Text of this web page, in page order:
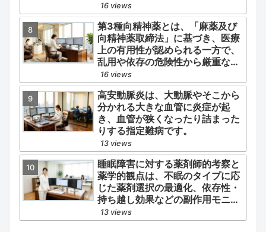
和」と「全身性動脈硬化による脳
心血管イベント（脳梗塞・心筋梗
塞）の二次予防」の2軸を同時に
管理することにあります。
16 views
第3種向精神薬とは、「麻薬及び
向精神薬取締法」に基づき、医療
上の有用性が認められる一方で、
乱用や依存の危険性から厳重な管
理・規制が必要とされる薬物のう
ち、第1種・第2種よりも比較的リ
スクが低いと判断されて指定され
ている医薬品の分類です。
16 views
高安動脈炎は、大動脈やそこから
分かれる大きな血管に炎症が起
き、血管が狭くなったり詰まった
りする指定難病です。
13 views
睡眠障害に対する薬剤師的考察と
薬学的観点は、不眠のタイプに応
じた薬剤選択の最適化、依存性・
持ち越し効果などの副作用モニタ
リング、そして生活習慣（睡眠衛
生）の改善支援にあります。
13 views